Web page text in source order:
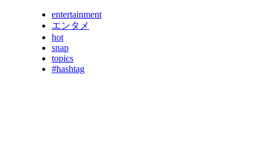
entertainment
エンタメ
hot
snap
topics
#hashtag